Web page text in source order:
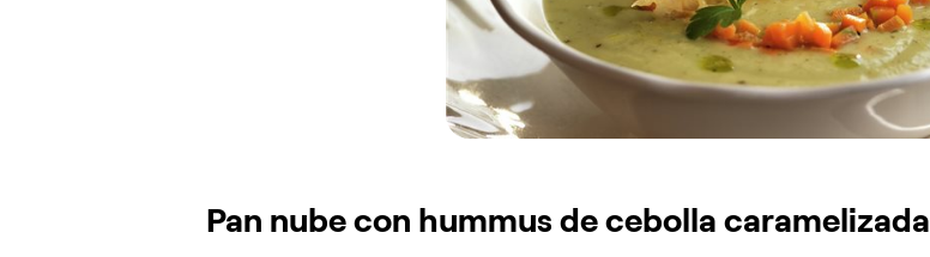
Pan nube con hummus de cebolla caramelizada